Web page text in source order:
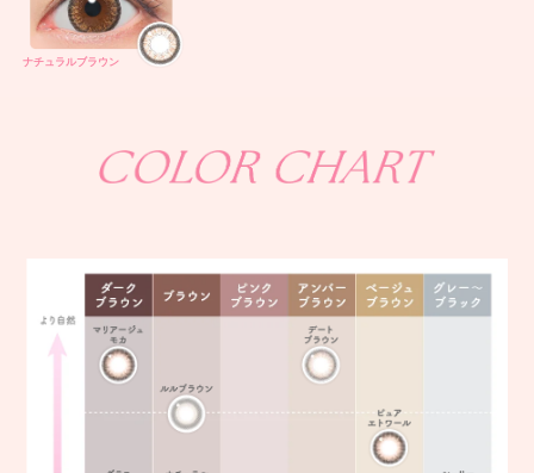
ナチュラルブラウン